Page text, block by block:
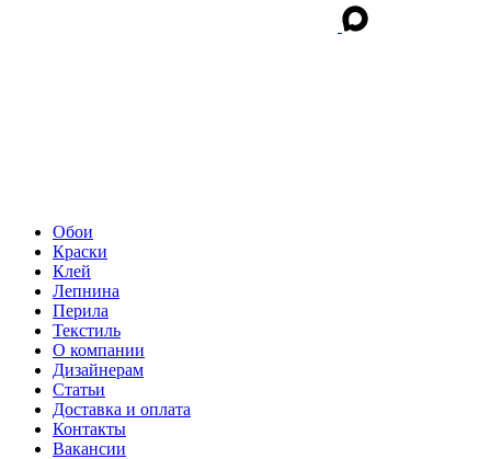
Обои
Краски
Клей
Лепнина
Перила
Текстиль
О компании
Дизайнерам
Статьи
Доставка и оплата
Контакты
Вакансии